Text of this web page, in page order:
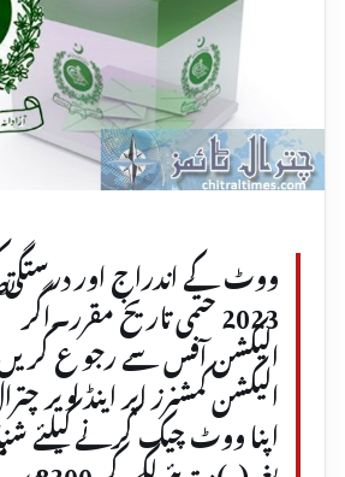
2023 حتمی تاریخ
الیکشن آفس سے رجو ع
الیکشن کمشنرز اپر اینڈ لویر
اپنا ووٹ چیک کرنے کیلئے